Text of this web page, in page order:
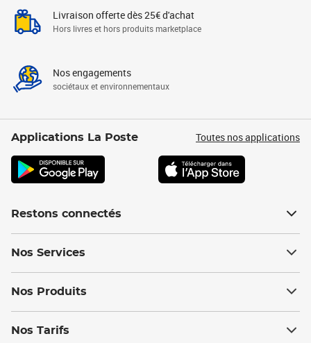
Livraison offerte dès 25€ d'achat
Hors livres et hors produits marketplace
Nos engagements
sociétaux et environnementaux
Applications La Poste Toutes nos applications
Restons connectés
Nos Services
Nos Produits
Nos Tarifs